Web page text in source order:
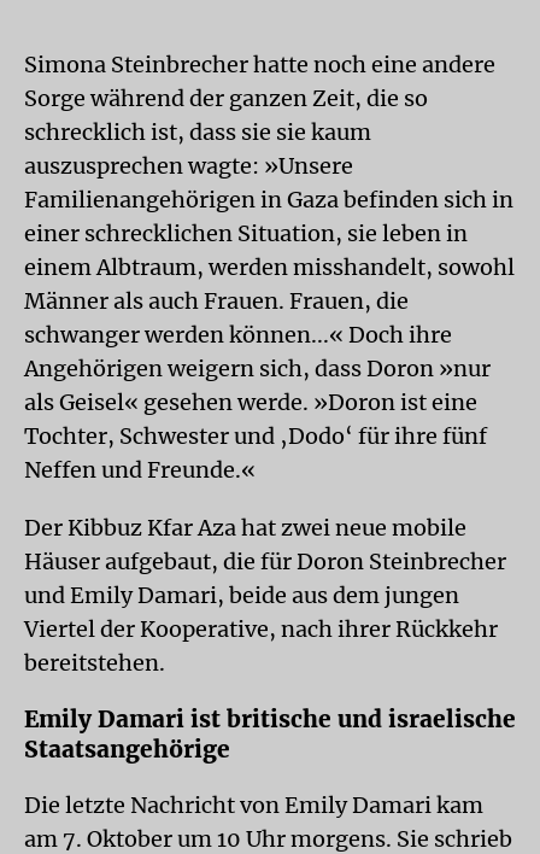
Simona Steinbrecher hatte noch eine andere
Sorge während der ganzen Zeit, die so
schrecklich ist, dass sie sie kaum
auszusprechen wagte: »Unsere
Familienangehörigen in Gaza befinden sich in
einer schrecklichen Situation, sie leben in
einem Albtraum, werden misshandelt, sowohl
Männer als auch Frauen. Frauen, die
schwanger werden können...« Doch ihre
Angehörigen weigern sich, dass Doron »nur
als Geisel« gesehen werde. »Doron ist eine
Tochter, Schwester und ‚Dodo‘ für ihre fünf
Neffen und Freunde.«
Der Kibbuz Kfar Aza hat zwei neue mobile
Häuser aufgebaut, die für Doron Steinbrecher
und Emily Damari, beide aus dem jungen
Viertel der Kooperative, nach ihrer Rückkehr
bereitstehen.
Emily Damari ist britische und israelische
Staatsangehörige
Die letzte Nachricht von Emily Damari kam
am 7. Oktober um 10 Uhr morgens. Sie schrieb